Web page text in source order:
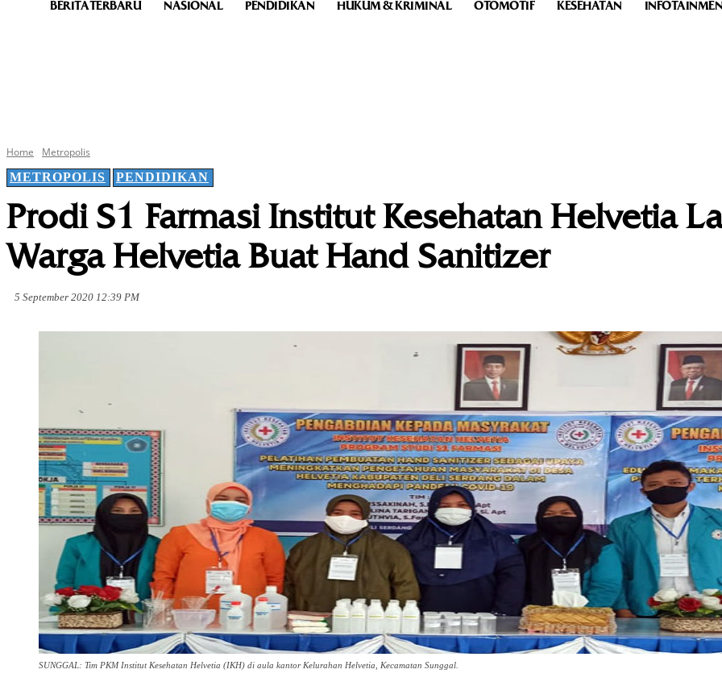
BERITA TERBARU NASIONAL PENDIDIKAN HUKUM & KRIMINAL OTOMOTIF KESEHATAN
Home
Metropolis
METROPOLIS
PENDIDIKAN
Prodi S1 Farmasi Institut Kesehatan Helvetia
Warga Helvetia Buat Hand Sanitizer
5 September 2020 12:39 PM
SUNGGAL: Tim PKM Institut Kesehatan Helvetia (IKH) di aula kantor Kelurahan Helvetia, Kecamatan Sunggal.